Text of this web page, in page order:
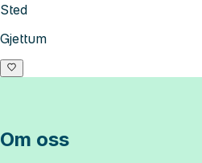
Sted
Gjettum
Om oss